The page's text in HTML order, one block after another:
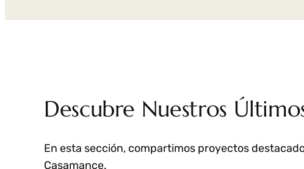
Descubre Nuestros
En esta sección, compartimos proyectos
Casamance.